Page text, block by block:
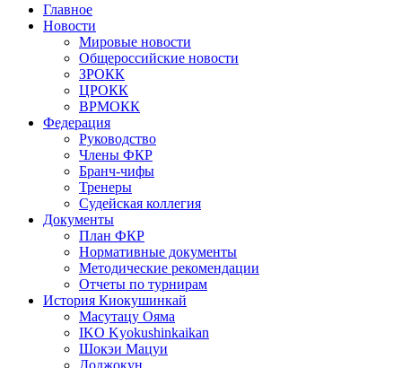
Главное
Новости
Мировые новости
Общероссийские новости
ЗРОКК
ЦРОКК
ВРМОКК
Федерация
Руководство
Члены ФКР
Бранч-чифы
Тренеры
Судейская коллегия
Документы
План ФКР
Нормативные документы
Методические рекомендации
Отчеты по турнирам
История Киокушинкай
Масутацу Ояма
IKO Kyokushinkaikan
Шокэи Мацуи
Доджокун